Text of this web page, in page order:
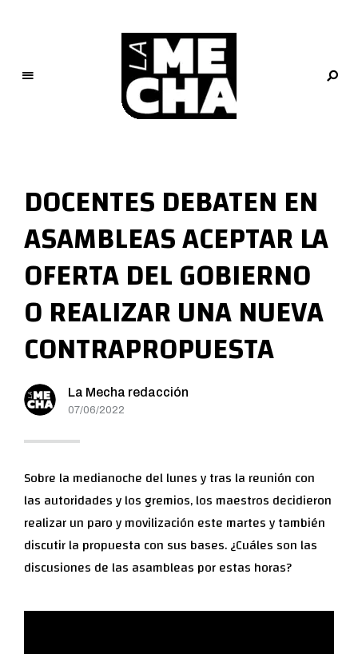
M
e
c
h
a
PERIODISMO DIGITAL
DOCENTES DEBATEN EN
ASAMBLEAS ACEPTAR LA
OFERTA DEL GOBIERNO
O REALIZAR UNA NUEVA
CONTRAPROPUESTA
La Mecha redacción
07/06/2022
Sobre la medianoche del lunes y tras la reunión con
las autoridades y los gremios, los maestros decidieron
realizar un paro y movilización este martes y también
discutir la propuesta con sus bases. ¿Cuáles son las
discusiones de las asambleas por estas horas?